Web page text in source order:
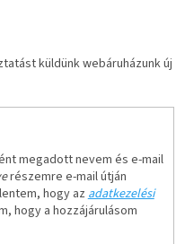
küldünk webáruházunk új
megadott nevem és e-mail
részemre e-mail útján
hogy azadatkezelési
hogy a hozzájárulásom